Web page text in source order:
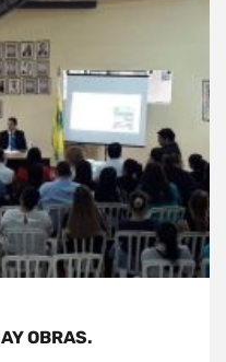
OBRAS.